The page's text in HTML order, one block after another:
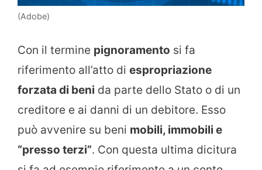
(Adobe)
Con il termine pignoramento si fa
riferimento all’atto di espropriazione
forzata di beni da parte dello Stato o di un
creditore e ai danni di un debitore. Esso
può avvenire su beni mobili, immobili e
“presso terzi”. Con questa ultima dicitura